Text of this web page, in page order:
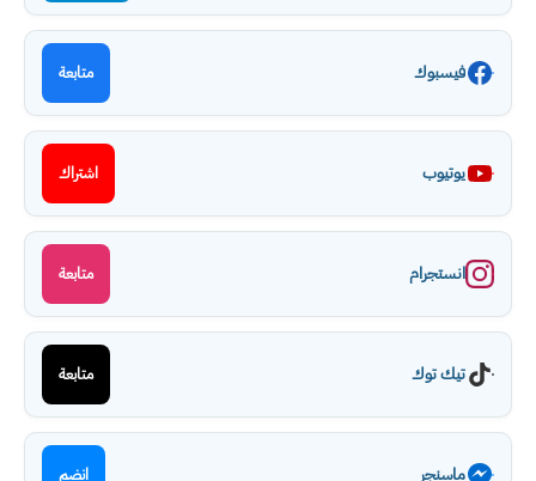
فيسبوك متابعة
يوتيوب اشتراك
انستجرام متابعة
تيك توك متابعة
ماسنجر انضم